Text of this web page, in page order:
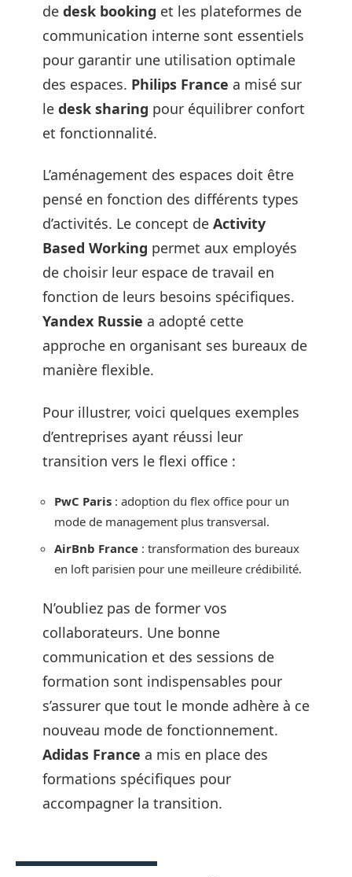
de desk booking et les plateformes de
communication interne sont essentiels
pour garantir une utilisation optimale
des espaces. Philips France a misé sur
le desk sharing pour équilibrer confort
et fonctionnalité.
L’aménagement des espaces doit être
pensé en fonction des différents types
d’activités. Le concept de Activity
Based Working permet aux employés
de choisir leur espace de travail en
fonction de leurs besoins spécifiques.
Yandex Russie a adopté cette
approche en organisant ses bureaux de
manière flexible.
Pour illustrer, voici quelques exemples
d’entreprises ayant réussi leur
transition vers le flexi office :
PwC Paris : adoption du flex office pour un
mode de management plus transversal.
AirBnb France : transformation des bureaux
en loft parisien pour une meilleure crédibilité.
N’oubliez pas de former vos
collaborateurs. Une bonne
communication et des sessions de
formation sont indispensables pour
s’assurer que tout le monde adhère à ce
nouveau mode de fonctionnement.
Adidas France a mis en place des
formations spécifiques pour
accompagner la transition.